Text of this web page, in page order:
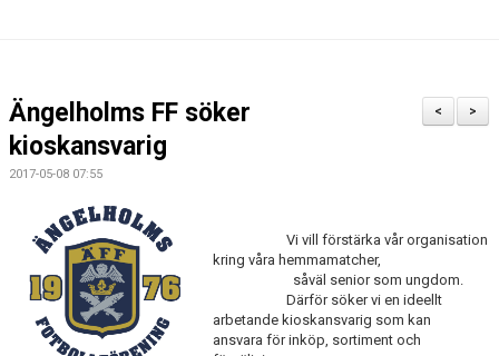
LÄNKAR
MEDLEMS OCH TRÄNINGSAVGIFTER
>
<
Ängelholms FF söker
kioskansvarig
2017-05-08 07:55
Vi vill förstärka vår organisation
kring våra hemmamatcher,
såväl senior som ungdom.
Därför söker vi en ideellt
arbetande kioskansvarig som kan
ansvara för inköp, sortiment och